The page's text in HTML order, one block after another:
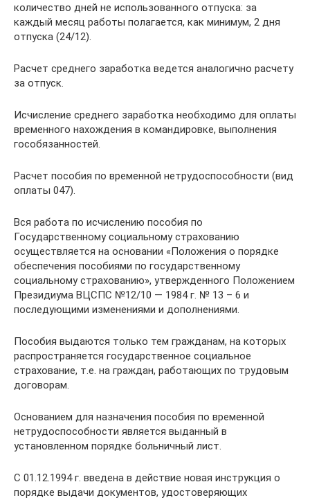
количество дней не использованного отпуска: за
каждый месяц работы полагается, как минимум, 2 дня
отпуска (24/12).
Расчет среднего заработка ведется аналогично расчету
за отпуск.
Исчисление среднего заработка необходимо для оплаты
временного нахождения в командировке, выполнения
гособязанностей.
Расчет пособия по временной нетрудоспособности (вид
оплаты 047).
Вся работа по исчислению пособия по
Государственному социальному страхованию
осуществляется на основании «Положения о порядке
обеспечения пособиями по государственному
социальному страхованию», утвержденного Положением
Президиума ВЦСПС №12/10 — 1984 г. № 13 – 6 и
последующими изменениями и дополнениями.
Пособия выдаются только тем гражданам, на которых
распространяется государственное социальное
страхование, т.е. на граждан, работающих по трудовым
договорам.
Основанием для назначения пособия по временной
нетрудоспособности является выданный в
установленном порядке больничный лист.
С 01.12.1994 г. введена в действие новая инструкция о
порядке выдачи документов, удостоверяющих